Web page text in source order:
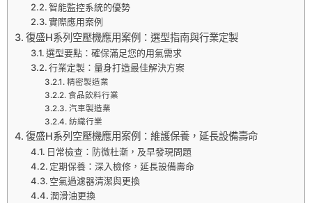
智能監控系統的優勢
實際應用案例
復盛H系列空壓機應用案例：選型指南與行業定製
選型要點：確保滿足您的用氣需求
行業定製：量身打造最佳解決方案
精密製造業
食品飲料行業
汽車製造業
紡織行業
復盛H系列空壓機應用案例：維護保養，延長設備壽命
日常檢查：防微杜漸，及早發現問題
定期保養：深入檢修，延長設備壽命
空氣過濾器清潔與更換
潤滑油更換